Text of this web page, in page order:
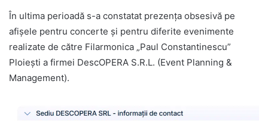
În ultima perioadă s-a constatat prezența obsesivă pe
afișele pentru concerte și pentru diferite evenimente
realizate de către Filarmonica „Paul Constantinescu”
Ploiești a firmei DescOPERA S.R.L. (Event Planning &
Management).